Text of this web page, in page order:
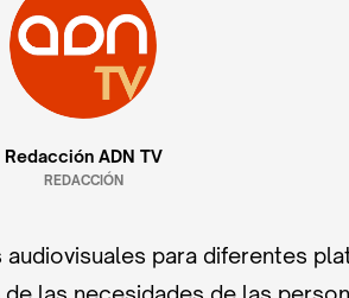
Redacción ADN TV
REDACCIÓN
para diferentes